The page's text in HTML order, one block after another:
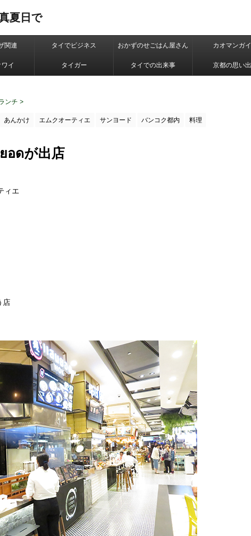
夏日で
関連 タイでビジネス おかずのせごはん屋さん カオマンガイ
イ タイガー タイでの出来事 京都の思い出
ンチ >
あんかけ エムクオーティエ サンヨード バンコク都内 料理
อดが出店
ィエ
店